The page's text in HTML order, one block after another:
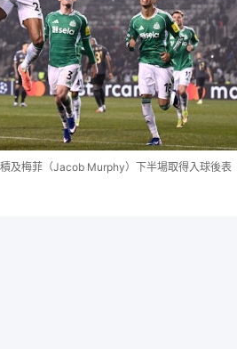
及梅菲（Jacob Murphy）下半場取得入球後表